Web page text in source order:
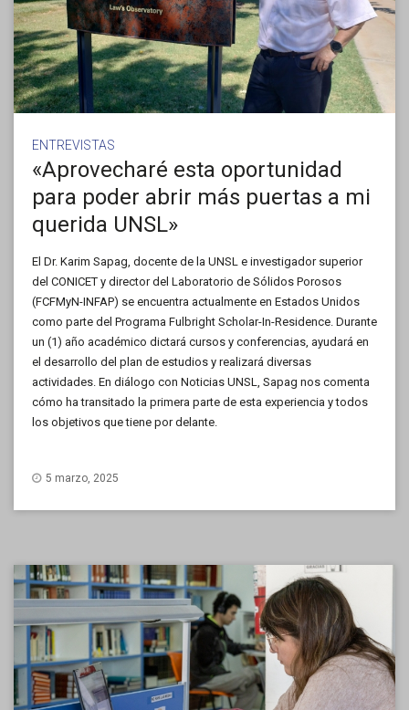
ENTREVISTAS
«Aprovecharé esta oportunidad
para poder abrir más puertas a mi
querida UNSL»
El Dr. Karim Sapag, docente de la UNSL e investigador superior
del CONICET y director del Laboratorio de Sólidos Porosos
(FCFMyN-INFAP) se encuentra actualmente en Estados Unidos
como parte del Programa Fulbright Scholar-In-Residence. Durante
un (1) año académico dictará cursos y conferencias, ayudará en
el desarrollo del plan de estudios y realizará diversas
actividades. En diálogo con Noticias UNSL, Sapag nos comenta
cómo ha transitado la primera parte de esta experiencia y todos
los objetivos que tiene por delante.
5 marzo, 2025